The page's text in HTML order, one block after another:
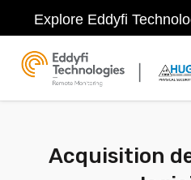
Explore Eddyfi
Acquisition